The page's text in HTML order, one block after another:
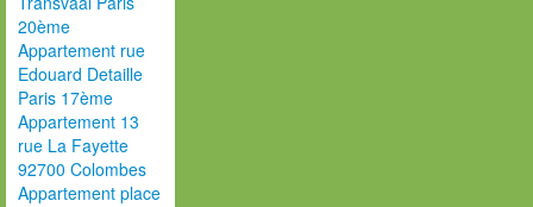
20ème
Appartement rue
Edouard Detaille
Paris 17ème
Appartement 13
rue La Fayette
92700 Colombes
Appartement place